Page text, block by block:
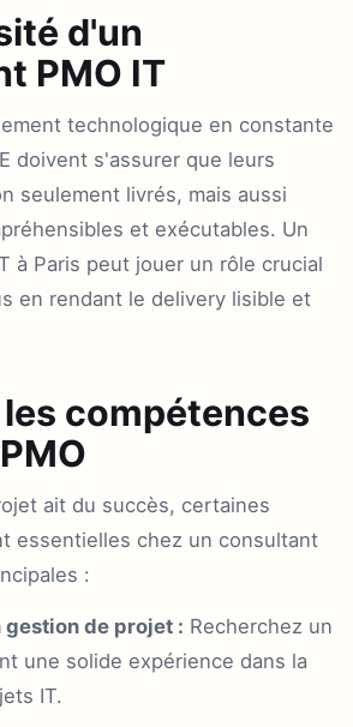
d'un
PMO IT
technologique en constante
doivent s'assurer que leurs
seulement livrés, mais aussi
et exécutables. Un
à Paris peut jouer un rôle crucial
en rendant le delivery lisible et
compétences
ait du succès, certaines
essentielles chez un consultant
:
gestion de projet : Recherchez un
une solide expérience dans la
IT.